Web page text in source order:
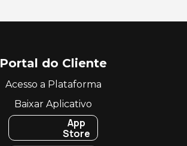
Portal do Cliente
Acesso a Plataforma
Baixar Aplicativo
App
Store